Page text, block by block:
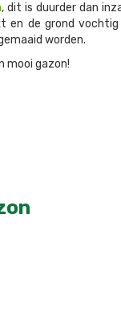
, dit is duurder dan
en de grond
worden.
mooi gazon!